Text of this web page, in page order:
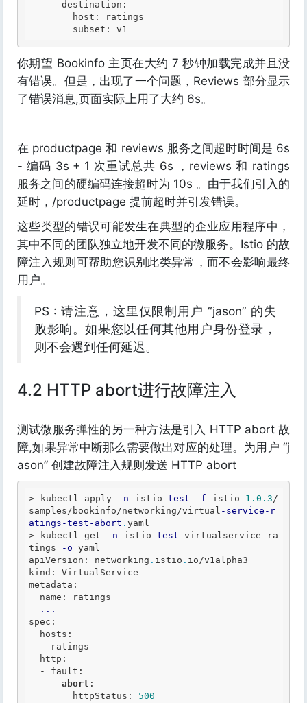
-
destination:
你期望 Bookinfo 主页在大约 7 秒钟加载完成并且没
有错误。但是，出现了一个问题，Reviews 部分显示
了错误消息,页面实际上用了大约 6s。
在 productpage 和 reviews 服务之间超时时间是 6s
- 编码 3s + 1 次重试总共 6s ，reviews 和 ratings
服务之间的硬编码连接超时为 10s 。由于我们引入的
延时，/productpage 提前超时并引发错误。
这些类型的错误可能发生在典型的企业应用程序中，
其中不同的团队独立地开发不同的微服务。Istio 的故
障注入规则可帮助您识别此类异常，而不会影响最终
用户。
PS : 请注意，这里仅限制用户 “jason” 的失
败影响。如果您以任何其他用户身份登录，
则不会遇到任何延迟。
4.2 HTTP abort进行故障注入
测试微服务弹性的另一种方法是引入 HTTP abort 故
障,如果异常中断那么需要做出对应的处理。为用户 “j
ason” 创建故障注入规则发送 HTTP abort
> kubectl apply -n istio -test -f istio - 1.0 .3/
samples/bookinfo/networking/virtual -service -r
atings -test -abort .
> kubectl get -n istio -test virtualservice ra
tings
-o yaml
apiVersion: networking . istio . io/v1alpha3
kind: VirtualService
metadata:
...
spec:
-
ratings
-
fault:
abort :
        httpStatus:
500